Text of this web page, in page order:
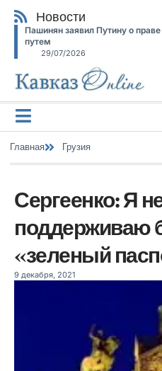
Новости
Пашинян заявил Путину о
путем
29/07/2026
Главная Грузия
Сергеенко: Я
поддерживаю
«зеленый
9 декабря, 2021